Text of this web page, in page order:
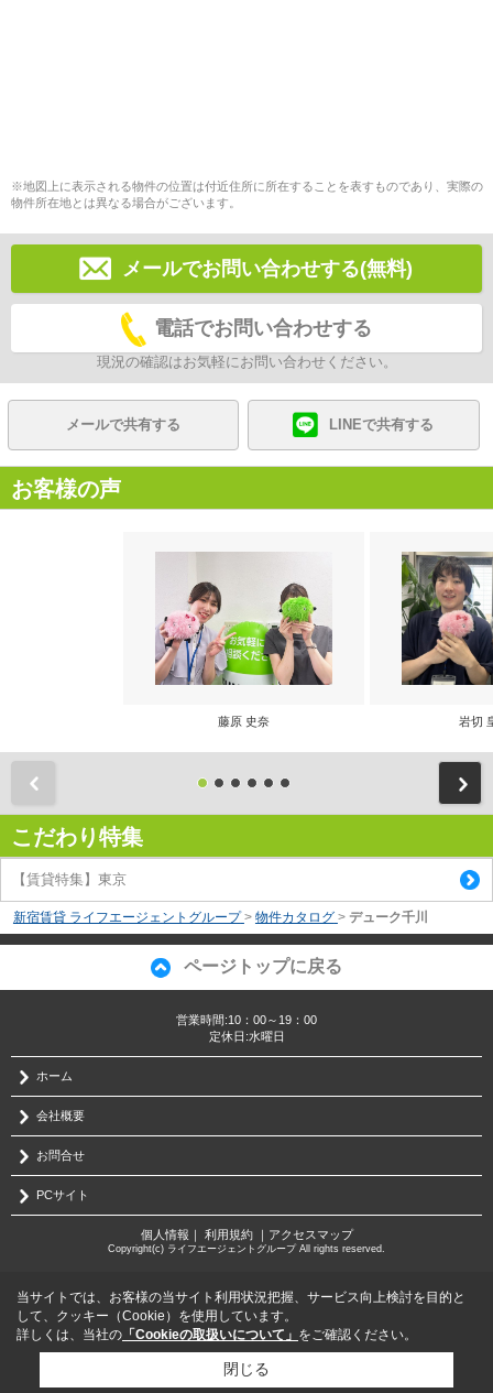
※地図上に表示される物件の位置は付近住所に所在することを表すものであり、実際の
物件所在地とは異なる場合がございます。
メールでお問い合わせする(無料)
電話でお問い合わせする
現況の確認はお気軽にお問い合わせください。
メールで共有する LINEで共有する
お客様の声
藤原 史奈 岩切
こだわり特集
【賃貸特集】東京
新宿賃貸 ライフエージェントグループ > 物件カタログ > デューク千川
ページトップに戻る
営業時間:10：00～19：00
定休日:水曜日
ホーム
会社概要
お問合せ
PCサイト
個人情報 利用規約｜ アクセスマップ
Copyright(c) ライフエージェントグループ All rights reserved.
当サイトでは、お客様の当サイト利用状況把握、サービス向上検討を目的と
して、クッキー（Cookie）を使用しています。
詳しくは、当社の 「Cookieの取扱いについて」 をご確認ください。
閉じる